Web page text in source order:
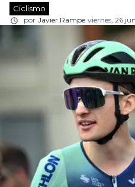
Ciclismo
por Javier Rampe viernes, 26